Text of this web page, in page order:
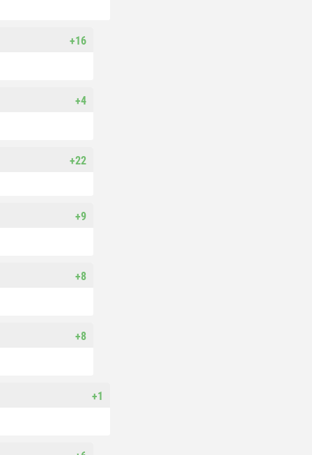
+16
+4
+22
+9
+8
+8
+1